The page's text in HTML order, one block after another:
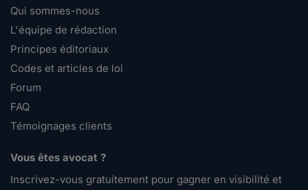
Qui sommes-nous
L'équipe de rédaction
Principes éditoriaux
Codes et articles de loi
Forum
FAQ
Témoignages clients
Vous êtes avocat ?
Inscrivez-vous gratuitement pour gagner en visibilité et